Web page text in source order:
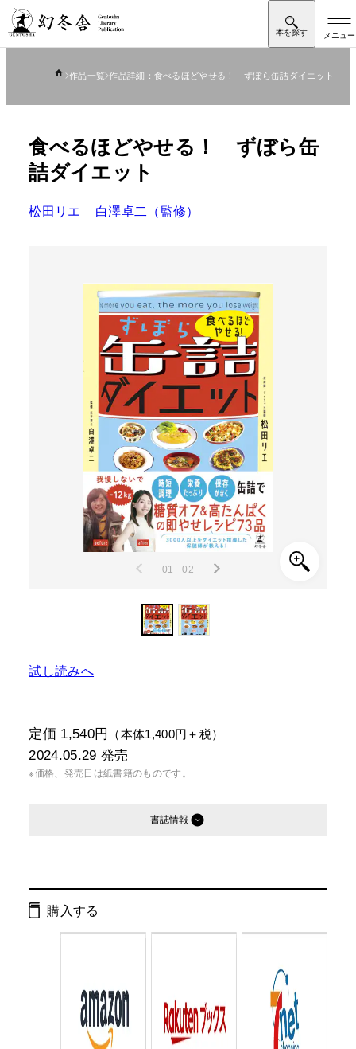
作品一覧 作品詳細：食べるほどやせる！ ずぼら缶詰ダイエット
食べるほどやせる！ ずぼら缶
詰ダイエット
松田リエ 白澤卓二（監修）
01 - 02
試し読みへ
定価 1,540円 （本体1,400円＋税）
2024.05.29 発売
※価格、発売日は紙書籍のものです。
書誌情報
ページ数：
判型： A5判
購入する